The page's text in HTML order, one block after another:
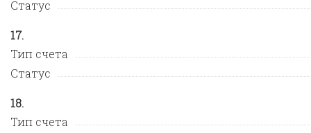
Статус
Тип счета
Статус
Тип счета